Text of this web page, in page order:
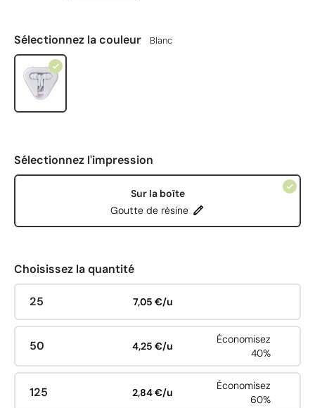
Sélectionnez la couleur Blanc
Sélectionnez l'impression
Sur la boîte
Goutte de résine
Choisissez la quantité
25 7,05 €/u
50 4,25 €/u
Économisez
40%
125 2,84 €/u
Économisez
60%